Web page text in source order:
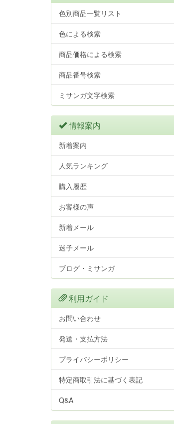
色別商品一覧リスト
色による検索
商品価格による検索
商品番号検索
ミサンガ文字検索
情報案内
新着案内
人気ランキング
購入履歴
お客様の声
新着メール
迷子メール
ブログ・ミサンガ
利用ガイド
お問い合わせ
発送・支払方法
プライバシーポリシー
特定商取引法に基づく表記
Q&A